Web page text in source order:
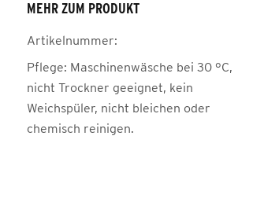
MEHR ZUM PRODUKT
Artikelnummer:
Pflege: Maschinenwäsche bei 30 °C,
nicht Trockner geeignet, kein
Weichspüler, nicht bleichen oder
chemisch reinigen.